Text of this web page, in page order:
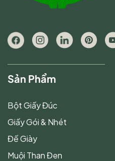
Sản Phẩm
Bột Giấy Đúc
Giấy Gói & Nhét
Đế Giày
Muội Than Đen